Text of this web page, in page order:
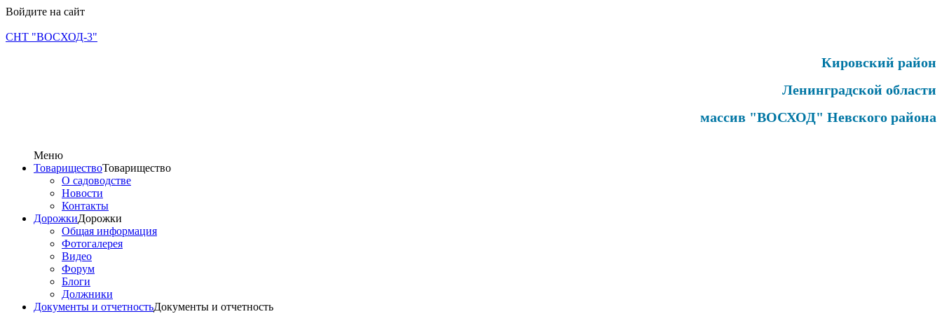
Войдите на сайт
СНТ "ВОСХОД-3"
Кировский район
Ленинградской области
массив "ВОСХОД" Невского района
Меню
ТовариществоТоварищество
О садоводстве
Новости
Контакты
ДорожкиДорожки
Общая информация
Фотогалерея
Видео
Форум
Блоги
Должники
Документы и отчетностьДокументы и отчетность